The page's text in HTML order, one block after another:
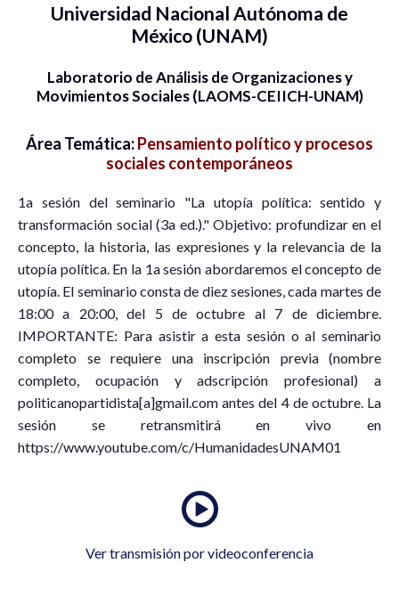
Universidad Nacional Autónoma de
México (UNAM)
Laboratorio de Análisis de Organizaciones y
Movimientos Sociales (LAOMS-CEIICH-UNAM)
Área Temática:Pensamiento político y procesos
sociales contemporáneos
1a sesión del seminario "La utopía política: sentido y
transformación social (3a ed.)." Objetivo: profundizar en el
concepto, la historia, las expresiones y la relevancia de la
utopía política. En la 1a sesión abordaremos el concepto de
utopía. El seminario consta de diez sesiones, cada martes de
18:00 a 20:00, del 5 de octubre al 7 de diciembre.
IMPORTANTE: Para asistir a esta sesión o al seminario
completo se requiere una inscripción previa (nombre
completo, ocupación y adscripción profesional) a
politicanopartidista[a]gmail.com antes del 4 de octubre. La
sesión se retransmitirá en vivo en
https://www.youtube.com/c/HumanidadesUNAM01
Ver transmisión por videoconferencia